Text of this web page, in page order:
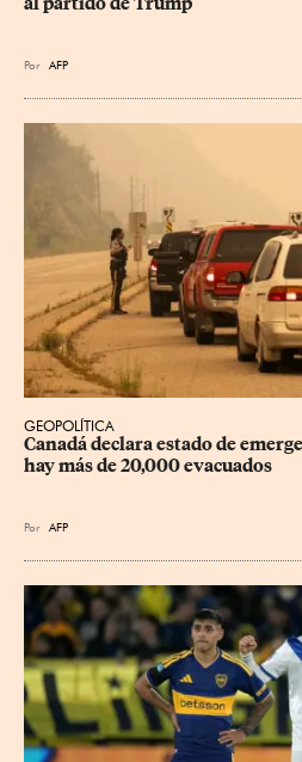
Por AFP
GEOPOLÍTICA
Canadá declara estado de
hay más de 20,000 evacuados
Por AFP